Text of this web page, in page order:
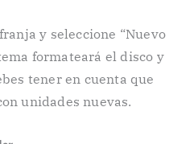
y seleccione “Nuevo
formateará el disco y
tener en cuenta que
unidades nuevas.